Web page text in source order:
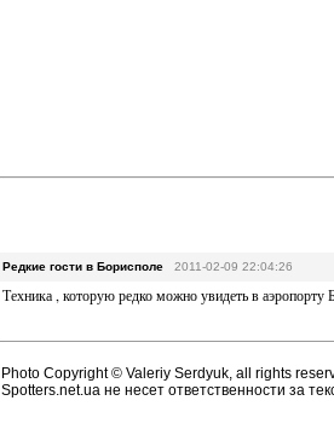
Редкие гости в Борисполе 2011-02-09 22:04:26
Техника , которую редко можно увидеть в аэропорту
Photo Copyright © Valeriy Serdyuk, all rights
Spotters.net.ua не несет ответственности за